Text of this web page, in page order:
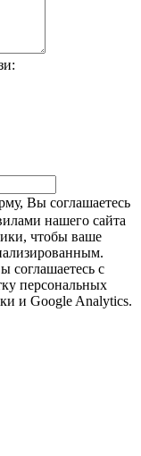
Вы соглашаетесь
нашего сайта
чтобы ваше
соглашаетесь с
персональных
и Google Analytics.